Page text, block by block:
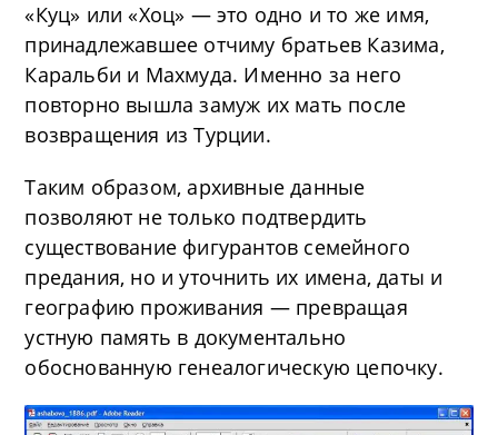
«Куц» или «Хоц» — это одно и то же имя,
принадлежавшее отчиму братьев Казима,
Каральби и Махмуда. Именно за него
повторно вышла замуж их мать после
возвращения из Турции.
Таким образом, архивные данные
позволяют не только подтвердить
существование фигурантов семейного
предания, но и уточнить их имена, даты и
географию проживания — превращая
устную память в документально
обоснованную генеалогическую цепочку.